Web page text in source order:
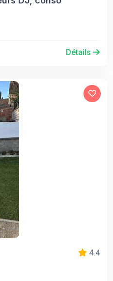
Détails
4.4